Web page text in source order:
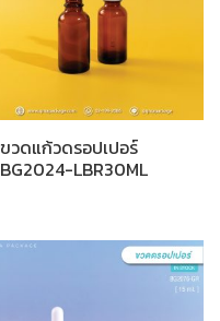
ขวดแก้วดรอปเปอร์
BG2024-LBR30ML